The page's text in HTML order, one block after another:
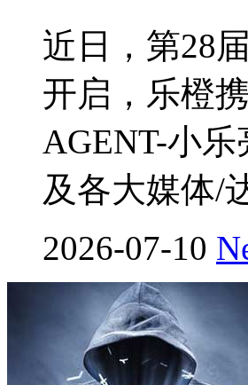
近日，第28
开启，乐橙
AGENT-小
及各大媒体/
2026-07-10